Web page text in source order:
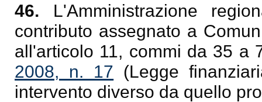
46. L'Amministrazione
contributo assegnato a
all'articolo 11, commi da 35 a
2008, n. 17 (Legge
intervento diverso da quello